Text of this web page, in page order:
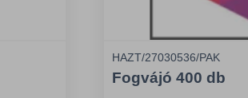
HAZT/27030536/PAK
Fogvájó 400 db